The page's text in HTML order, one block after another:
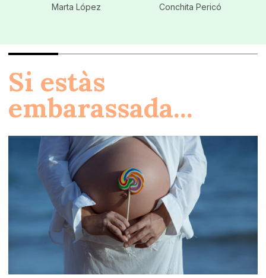
Marta López Conchita Pericó
Si estàs
embarassada...